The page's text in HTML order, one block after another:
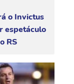
o Invictus
espetáculo
RS